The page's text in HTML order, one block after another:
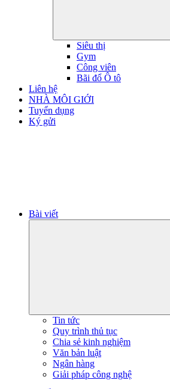
Siêu thị
Gym
Công viên
Bãi đổ Ô tô
Liên hệ
NHÀ MÔI GIỚI
Tuyển dụng
Ký gửi
Bài viết
Tin tức
Quy trình thủ tục
Chia sẻ kinh nghiệm
Văn bản luật
Ngân hàng
Giải pháp công nghệ